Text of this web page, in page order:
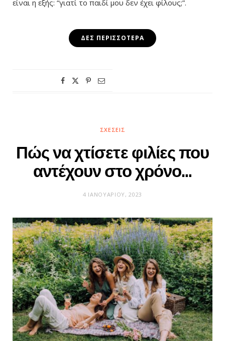
είναι η εξής: “γιατί το παιδί μου δεν έχει φίλους;”.
ΔΕΣ ΠΕΡΙΣΣΌΤΕΡΑ
ΣΧΈΣΕΙΣ
Πώς να χτίσετε φιλίες που
αντέχουν στο χρόνο…
4 ΙΑΝΟΥΑΡΊΟΥ, 2023